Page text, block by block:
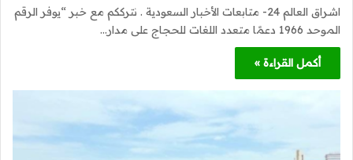
اشراق العالم 24- متابعات الأخبار السعودية . نترككم مع خبر “يوفر الرقم
الموحد 1966 دعمًا متعدد اللغات للحجاج على مدار…
أكمل القراءة »